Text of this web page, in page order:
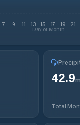
7 9 11 13 15 17 19 21
Day of Month
42.9
Total